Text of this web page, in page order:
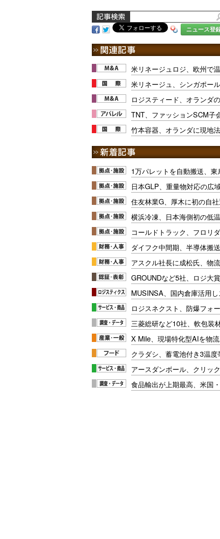
ニュース登
米リネージュロジ、欧州で
米リネージュ、シンガポー
ロジスティード、オランダ
TNT、ファッションSCM子
竹本容器、オランダに現地
1万パレットを自動搬送、
日本GLP、重量物対応の広
住友林業G、厚木に初の自
横浜冷凍、日本海側初の低
コールドトラック、フロリ
ダイフク中間期、半導体搬
アスクル社長に成松氏、物
GROUNDなど5社、ロジ大
MUSINSA、国内倉庫活用
ロジスネクスト、防爆フォ
三菱総研など10社、軟包装
X Mile、現場特化型AIを物
クラダシ、蓄電池付き3温
アースダンボール、クリッ
食品輸出が上期最高、米国